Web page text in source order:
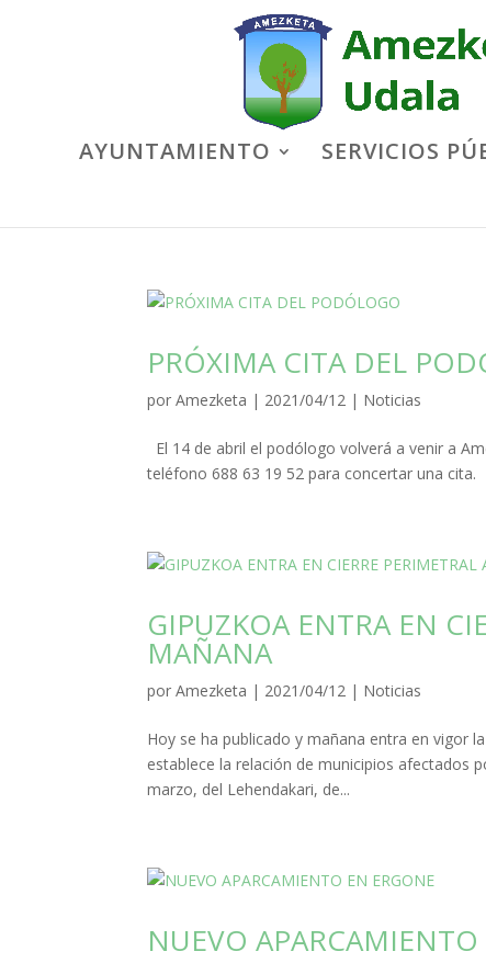
AYUNTAMIENTO SERVICIOS
PRÓXIMA CITA DEL
porAmezketa | 2021/04/12 | Noticias
El 14 de abril el podólogo volverá a venir a
teléfono 688 63 19 52 para concertar una cita.
GIPUZKOA ENTRA EN
MAÑANA
porAmezketa | 2021/04/12 | Noticias
Hoy se ha publicado y mañana entra en vigor
establece la relación de municipios afectados
marzo, del Lehendakari, de...
NUEVO